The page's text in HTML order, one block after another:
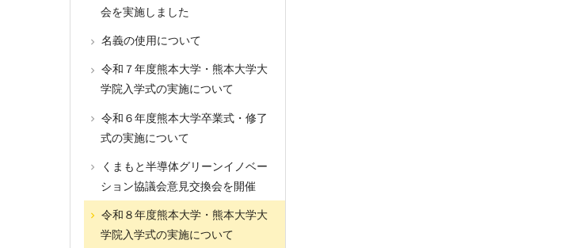
会を実施しました
名義の使用について
令和７年度熊本大学・熊本大学大
学院入学式の実施について
令和６年度熊本大学卒業式・修了
式の実施について
くまもと半導体グリーンイノベー
ション協議会意見交換会を開催
令和８年度熊本大学・熊本大学大
学院入学式の実施について